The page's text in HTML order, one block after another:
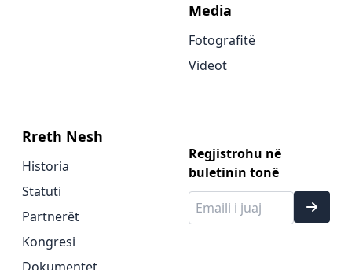
Media
Fotografitë
Videot
Rreth Nesh
Historia
Statuti
Partnerët
Kongresi
Regjistrohu në
buletinin tonë